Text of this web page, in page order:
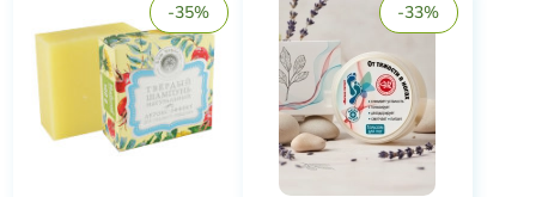
-35% -33%